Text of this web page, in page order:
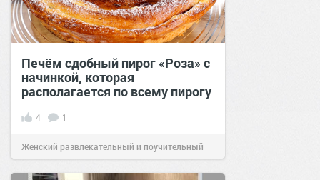
Печём сдобный пирог «Роза» с
начинкой, которая
располагается по всему пирогу
4 1
Женский развлекательный и поучительный
сайт.23:5613 авг 2025